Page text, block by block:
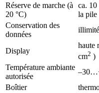
Réserve de marche (à
20 °C)
ca. 10
la
Conservation des
données
Display
haute
cm2 )
Température ambiante
autorisée
Boîtier